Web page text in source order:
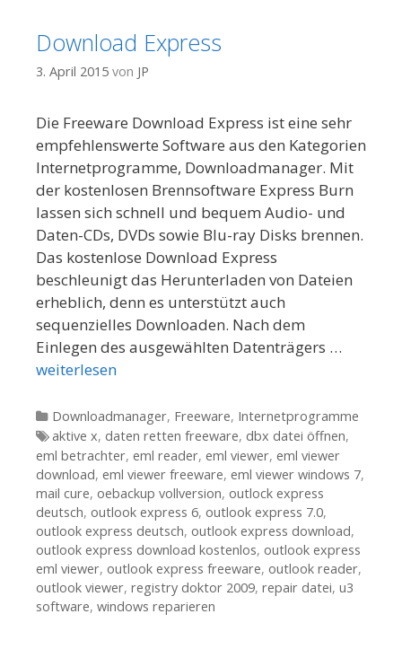
Download Express
3. April 2015 von JP
Die Freeware Download Express ist eine sehr
empfehlenswerte Software aus den Kategorien
Internetprogramme, Downloadmanager. Mit
der kostenlosen Brennsoftware Express Burn
lassen sich schnell und bequem Audio- und
Daten-CDs, DVDs sowie Blu-ray Disks brennen.
Das kostenlose Download Express
beschleunigt das Herunterladen von Dateien
erheblich, denn es unterstützt auch
sequenzielles Downloaden. Nach dem
Einlegen des ausgewählten Datenträgers …
weiterlesen
Kategorien
Downloadmanager, Freeware, Internetprogramme
Tags
aktive x, daten retten freeware, dbx datei öffnen,
eml betrachter, eml reader, eml viewer, eml viewer
download, eml viewer freeware, eml viewer windows 7,
mail cure, oebackup vollversion, outlock express
deutsch, outlook express 6, outlook express 7.0,
outlook express deutsch, outlook express download,
outlook express download kostenlos, outlook express
eml viewer, outlook express freeware, outlook reader,
outlook viewer, registry doktor 2009, repair datei, u3
software, windows reparieren